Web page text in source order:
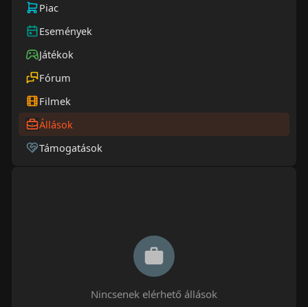
Piac
Események
Játékok
Fórum
Filmek
Állások
Támogatások
Nincsenek elérhető állások